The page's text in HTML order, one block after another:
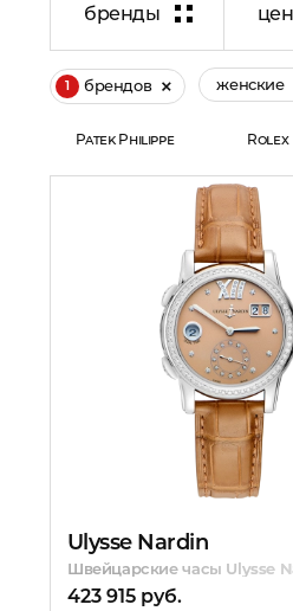
бренды
1 брендов женские
Patek Philippe Rolex
Ulysse Nardin
Швейцарские часы Ulysse
423 915 руб.